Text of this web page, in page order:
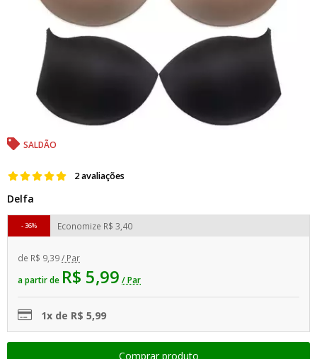
SALDÃO
2 avaliações
Delfa
de R$ 9,39/ Par
a partir de R$ 5,99 / Par
Economize R$ 3,40
36%
1x de R$ 5,99